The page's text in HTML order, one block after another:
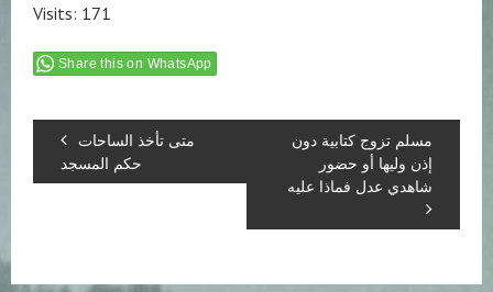
Visits: 171
Share this on WhatsApp
متى تأخذ الساحات
حكم المسجد
مسلم تزوج كتابية دون
إذن وليها أو حضور
شاهدي عدل فماذا عليه